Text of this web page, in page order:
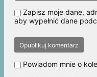
Zapisz moje dane,
aby wypełnić dane
Powiadom mnie o